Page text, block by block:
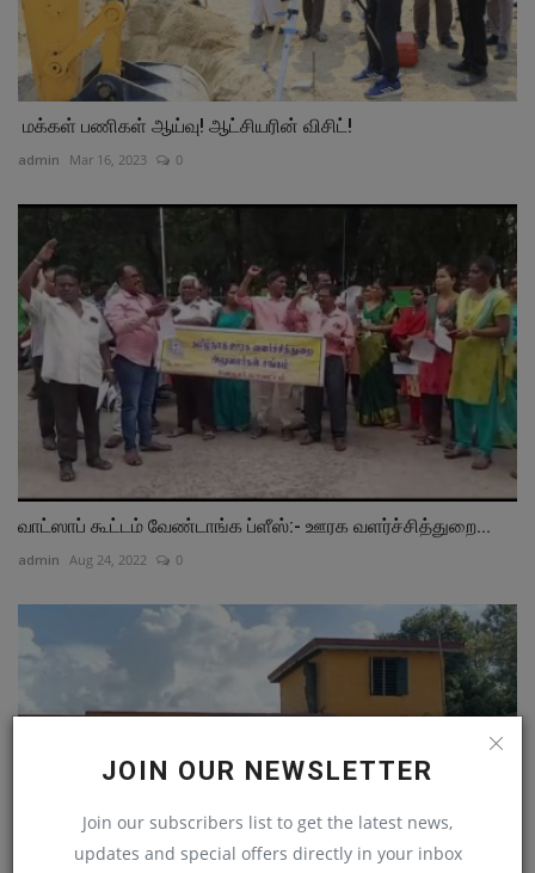
JOIN OUR NEWSLETTER
Join our subscribers list to get the latest news,
updates and special offers directly in your inbox
மக்கள் பணிகள் ஆய்வு! ஆட்சியரின் விசிட்!
admin Mar 16, 2023 0
வாட்ஸாப் கூட்டம் வேண்டாங்க ப்ளீஸ்:- ஊரக வளர்ச்சித்துறை...
admin Aug 24, 2022 0